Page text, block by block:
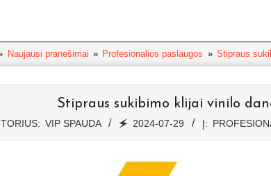
Naujausi pranešimai » Profesionalios paslaugos » Stipraus
Stipraus sukibimo klijai vinilo
VIP SPAUDA 🗲 2024-07-29 Į: